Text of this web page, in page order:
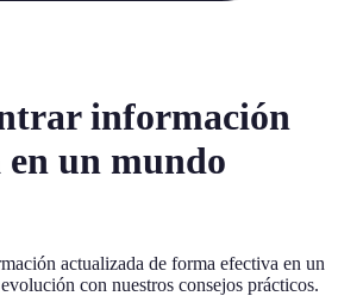
información
un mundo
actualizada de forma efectiva en un
con nuestros consejos prácticos.